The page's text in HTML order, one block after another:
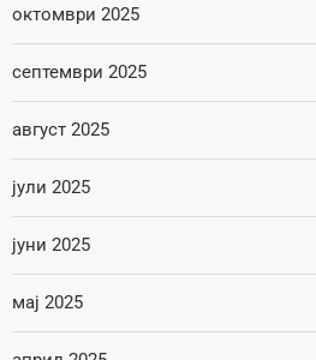
октомври 2025
септември 2025
август 2025
јули 2025
јуни 2025
мај 2025